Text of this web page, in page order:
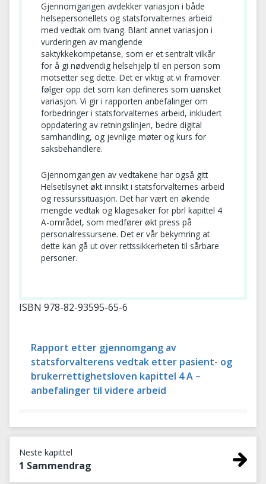
Gjennomgangen avdekker variasjon i både
helsepersonellets og statsforvalternes arbeid
med vedtak om tvang. Blant annet variasjon i
vurderingen av manglende
saktykkekompetanse, som er et sentralt vilkår
for å gi nødvendig helsehjelp til en person som
motsetter seg dette. Det er viktig at vi framover
følger opp det som kan defineres som uønsket
variasjon. Vi gir i rapporten anbefalinger om
forbedringer i statsforvalternes arbeid, inkludert
oppdatering av retningslinjen, bedre digital
samhandling, og jevnlige møter og kurs for
saksbehandlere.
Gjennomgangen av vedtakene har også gitt
Helsetilsynet økt innsikt i statsforvalternes arbeid
og ressurssituasjon. Det har vært en økende
mengde vedtak og klagesaker for pbrl kapittel 4
A-området, som medfører økt press på
personalressursene. Det er vår bekymring at
dette kan gå ut over rettssikkerheten til sårbare
personer.
ISBN 978-82-93595-65-6
Rapport etter gjennomgang av
statsforvalterens vedtak etter pasient- og
brukerrettighetsloven kapittel 4 A –
anbefalinger til videre arbeid
Neste kapittel
1 Sammendrag